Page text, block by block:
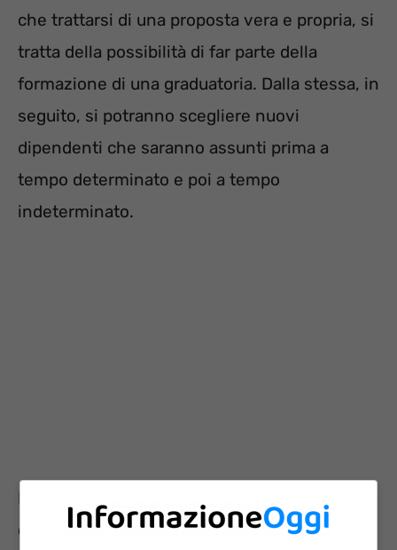
che trattarsi di una proposta vera e propria, si
tratta della possibilità di far parte della
formazione di una graduatoria. Dalla stessa, in
seguito, si potranno scegliere nuovi
dipendenti che saranno assunti prima a
tempo determinato e poi a tempo
indeterminato.
Per chi non fosse interessato a questa
occasione di futuro lavoro, segnaliamo delle